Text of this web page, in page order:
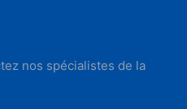
nos spécialistes de la